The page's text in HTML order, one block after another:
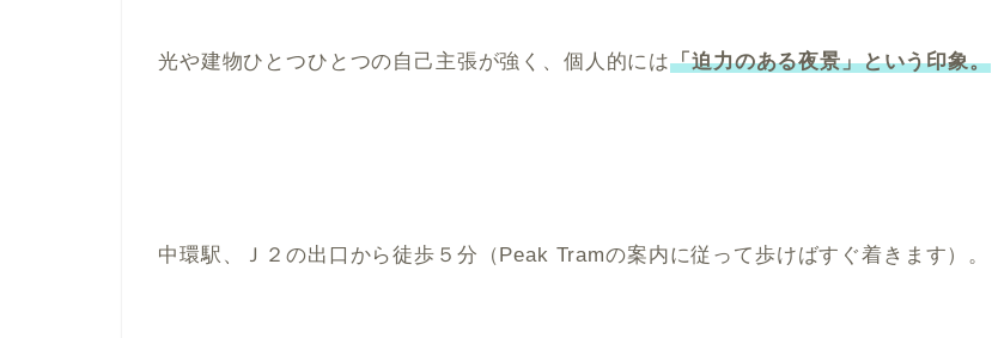
光や建物ひとつひとつの自己主張が強く、個人的には「迫力のある夜景」という印象。
中環駅、Ｊ２の出口から徒歩５分（Peak Tramの案内に従って歩けばすぐ着きます）。